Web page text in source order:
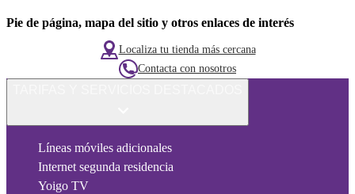
Pie de página, mapa del sitio y otros enlaces de interés
Localiza tu tienda más cercana
Contacta con nosotros
Líneas móviles adicionales
Internet segunda residencia
Yoigo TV